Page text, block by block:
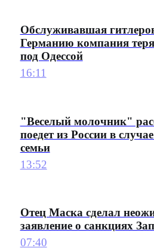
Обслуживавшая
Германию компания
под Одессой
16:11
"Веселый молочник"
поедет из России в
семьи
13:52
Отец Маска сделал
заявление о санкциях
07:40